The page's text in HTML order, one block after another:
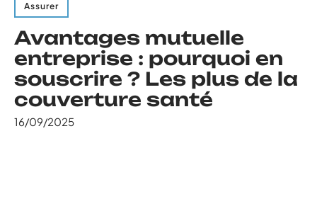
Assurer
Avantages mutuelle
entreprise : pourquoi en
souscrire ? Les plus de la
couverture santé
16/09/2025